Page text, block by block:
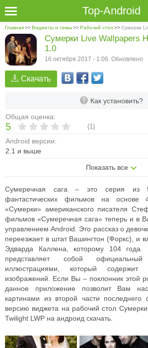
Top-Android
Главная>>Виджеты и темы>>Рабочий стол>>Сумерки
Скачать
Как установить?
Общая оценка:
5 (1)
Android версии:
2.1 и выше
Показать все
Сумерки Live Wallpapers
1.0
16 октября 2017 - 1:06. Обновлено
Сумеречная сага – это серия из 5-
фантастических фильмов на основе
«Сумерки» американского писателя
фильмов «Сумеречная сага» теперь и в
управлением Android. Это рассказ о
переезжает в штат Вашингтон (Форкс), и
Эдварда Каллена, которому 104 года.
представляет собой
иллюстрациями, который содержит
изображений. Если Вы – поклонник этой
данное приложение позволит Вам
картинами из второй части
версию виджета на рабочий стол
Twilight LWP на андроид скачать.